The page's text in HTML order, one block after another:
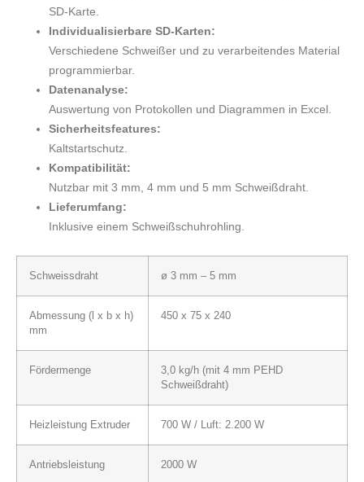
SD-Karte.
Individualisierbare SD-Karten:
Verschiedene Schweißer und zu verarbeitendes Material
programmierbar.
Datenanalyse:
Auswertung von Protokollen und Diagrammen in Excel.
Sicherheitsfeatures:
Kaltstartschutz.
Kompatibilität:
Nutzbar mit 3 mm, 4 mm und 5 mm Schweißdraht.
Lieferumfang:
Inklusive einem Schweißschuhrohling.
Schweissdraht ø 3 mm – 5 mm
Abmessung (l x b x h)
mm
450 x 75 x 240
Fördermenge
3,0 kg/h (mit 4 mm PEHD
Schweißdraht)
Heizleistung Extruder 700 W / Luft: 2.200 W
Antriebsleistung 2000 W